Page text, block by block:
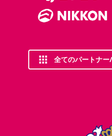
全てのパートナ